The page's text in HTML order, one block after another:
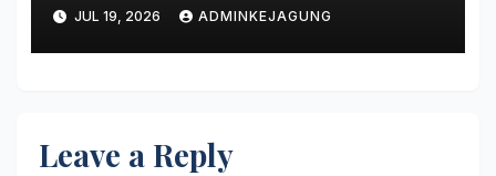
JUL 19, 2026 ADMINKEJAGUNG
Leave a Reply